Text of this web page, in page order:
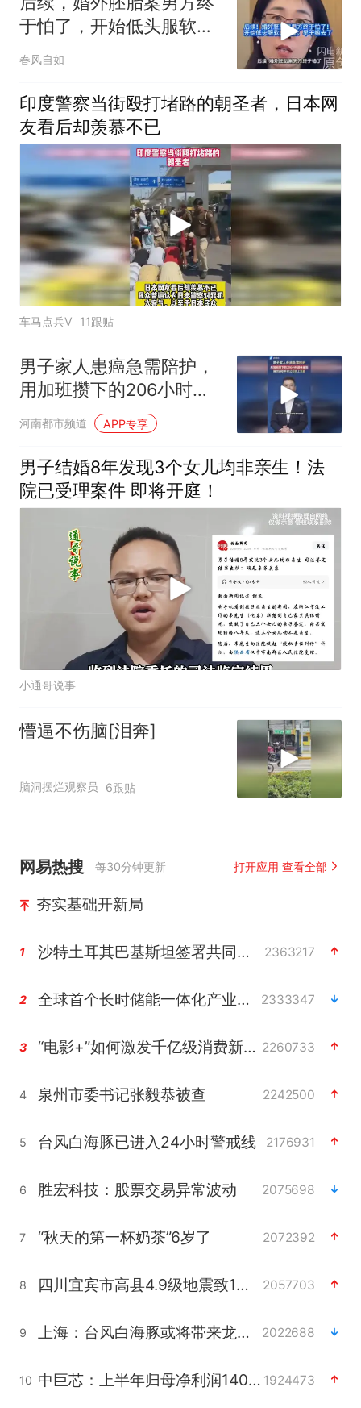
于怕了，开始低头服软，
网友：早干嘛去了
春风自如
印度警察当街殴打堵路的朝圣者，日本网
友看后却羡慕不已
车马点兵V 11跟贴
男子家人患癌急需陪护，
用加班攒下的206小时调
休被拒，毅然辞职并把公
司告上法庭 #陪护 #调休
#加班
河南都市频道 APP专享
男子结婚8年发现3个女儿均非亲生！法
院已受理案件 即将开庭！
小通哥说事
懵逼不伤脑[泪奔]
脑洞摆烂观察员 6跟贴
网易热搜 每30分钟更新 打开应用 查看全部
夯实基础开新局
1 沙特土耳其巴基斯坦签署共同防务协议 2363217
2 全球首个长时储能一体化产业园量产 2333347
3 “电影+”如何激发千亿级消费新活力？ 2260733
4 泉州市委书记张毅恭被查 2242500
5 台风白海豚已进入24小时警戒线 2176931
6 胜宏科技：股票交易异常波动 2075698
7 “秋天的第一杯奶茶”6岁了 2072392
8 四川宜宾市高县4.9级地震致1人死亡 2057703
9 上海：台风白海豚或将带来龙卷风 2022688
10 中巨芯：上半年归母净利润1405.77万元 1924473